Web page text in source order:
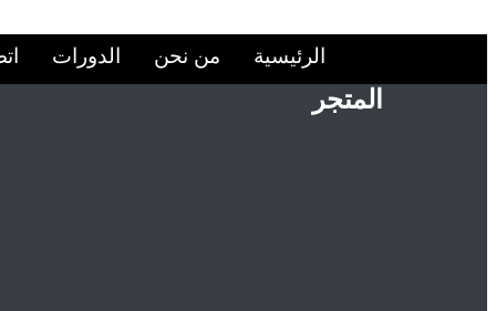
الرئيسية من نحن الدورات
المتجر